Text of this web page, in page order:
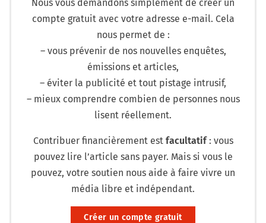
Nous vous demandons simplement de créer un
compte gratuit avec votre adresse e-mail. Cela
nous permet de :
– vous prévenir de nos nouvelles enquêtes,
émissions et articles,
– éviter la publicité et tout pistage intrusif,
– mieux comprendre combien de personnes nous
lisent réellement.
Contribuer financièrement est facultatif: vous
pouvez lire l’article sans payer. Mais si vous le
pouvez, votre soutien nous aide à faire vivre un
média libre et indépendant.
Créer un compte gratuit